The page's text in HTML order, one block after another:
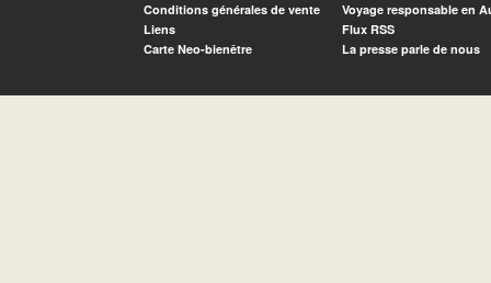
Conditions générales de vente
Liens
Carte Neo-bienêtre
Voyage responsable en
Flux RSS
La presse parle de nous